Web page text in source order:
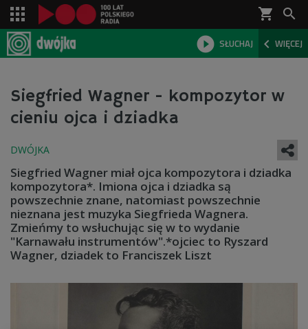
shopping_cart 
 SŁUCHAJ  WIĘCEJ

Siegfried Wagner - kompozytor w
cieniu ojca i dziadka
Siegfried Wagner miał ojca kompozytora i dziadka
kompozytora*. Imiona ojca i dziadka są
powszechnie znane, natomiast powszechnie
nieznana jest muzyka Siegfrieda Wagnera.
Zmieńmy to wsłuchując się w to wydanie
"Karnawału instrumentów".*ojciec to Ryszard
Wagner, dziadek to Franciszek Liszt